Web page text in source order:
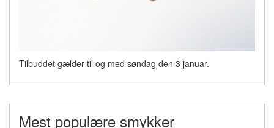
Tilbuddet gælder til og med søndag den 3 januar.
Mest populære smykker